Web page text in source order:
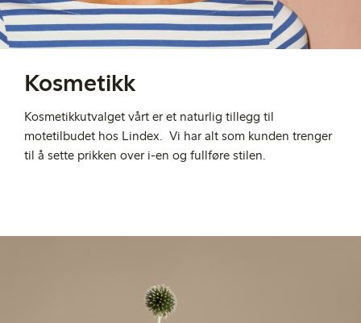
Kosmetikk
Kosmetikkutvalget vårt er et naturlig tillegg til
motetilbudet hos Lindex. Vi har alt som kunden trenger
til å sette prikken over i-en og fullføre stilen.